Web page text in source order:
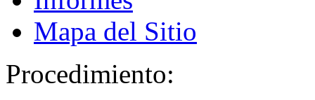
Mapa del Sitio
Procedimiento: